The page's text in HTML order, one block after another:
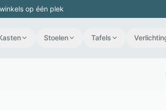
op één plek
Stoelen Tafels